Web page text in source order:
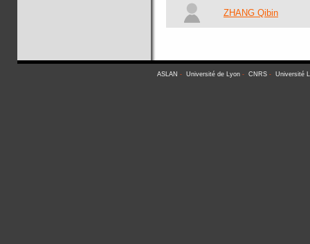
ZHANG Qibin
ASLAN - Université de Lyon- CNRS- Université